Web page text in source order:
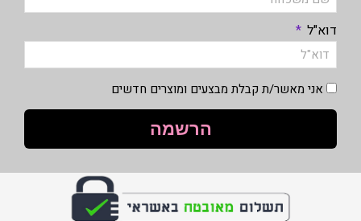
דוא"ל
אני מאשר/ת קבלת מבצעים ומוצרים חדשים
הרשמה